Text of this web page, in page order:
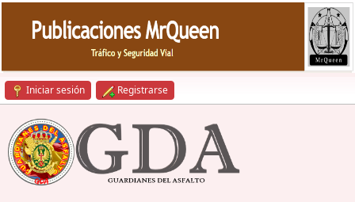
Iniciar sesión Registrarse